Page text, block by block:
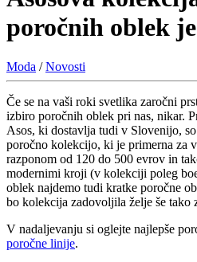
poročnih oblek
Moda /Novosti
Če se na vaši roki svetlika zaročni
izbiro poročnih oblek pri nas, nikar.
Asos, ki dostavlja tudi v Slovenijo,
poročno kolekcijo, ki je primerna za
razponom od 120 do 500 evrov in
modernimi kroji (v kolekciji poleg
oblek najdemo tudi kratke poročne
bo kolekcija zadovoljila želje še tako
V nadaljevanju si oglejte najlepše
poročne linije.